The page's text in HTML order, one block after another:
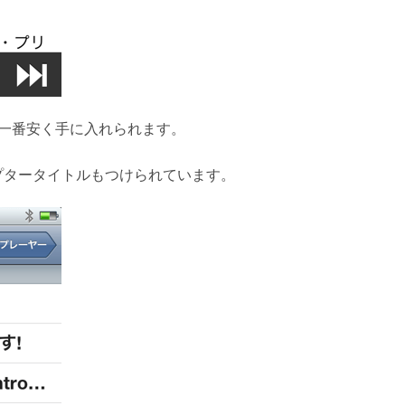
安く手に入れられます。
ータイトルもつけられています。